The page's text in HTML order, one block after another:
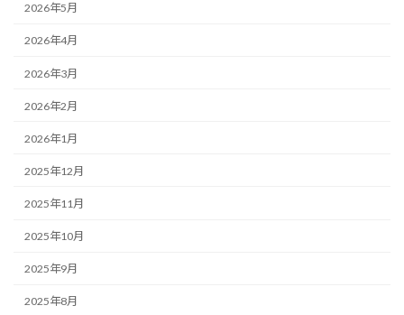
2026年5月
2026年4月
2026年3月
2026年2月
2026年1月
2025年12月
2025年11月
2025年10月
2025年9月
2025年8月